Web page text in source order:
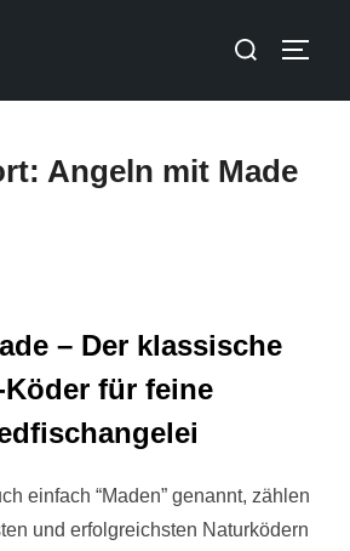
Angeln mit Made
– Der klassische
Köder für feine
einfach “Maden” genannt, zählen
und erfolgreichsten Naturködern